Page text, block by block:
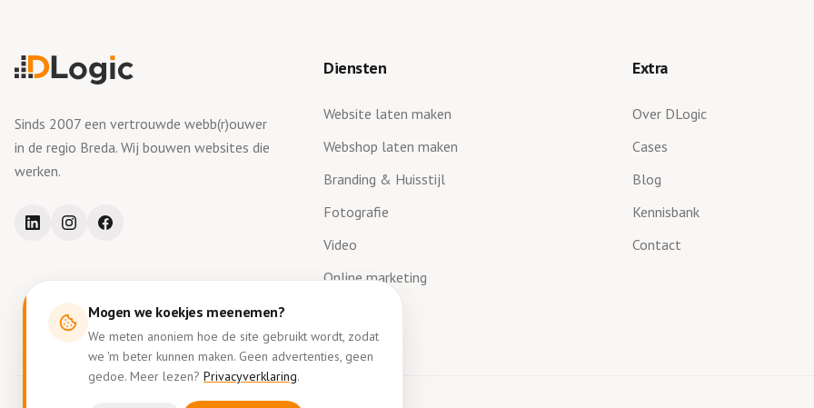
Mogen we koekjes meenemen?
We meten anoniem hoe de site gebruikt wordt, zodat
we 'm beter kunnen maken. Geen advertenties, geen
gedoe. Meer lezen? Privacyverklaring.
Sinds 2007 een vertrouwde webb(r)ouwer
in de regio Breda. Wij bouwen websites die
werken.
Diensten
Website laten maken
Webshop laten maken
Branding & Huisstijl
Fotografie
Video
Online marketing
Extra
Over DLogic
Cases
Blog
Kennisbank
Contact